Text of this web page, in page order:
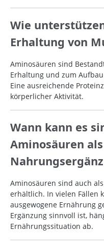
Wie
Erhaltung von
Aminosäuren sind
Erhaltung und zum
Eine ausreichende
körperlicher Aktivität.
Wann kann es
Aminosäuren als
Aminosäuren sind auch
erhältlich. In vielen Fällen
ausgewogene Ernährung
Ergänzung sinnvoll ist,
Ernährungssituation ab.